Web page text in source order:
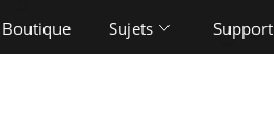
Boutique Sujets Support